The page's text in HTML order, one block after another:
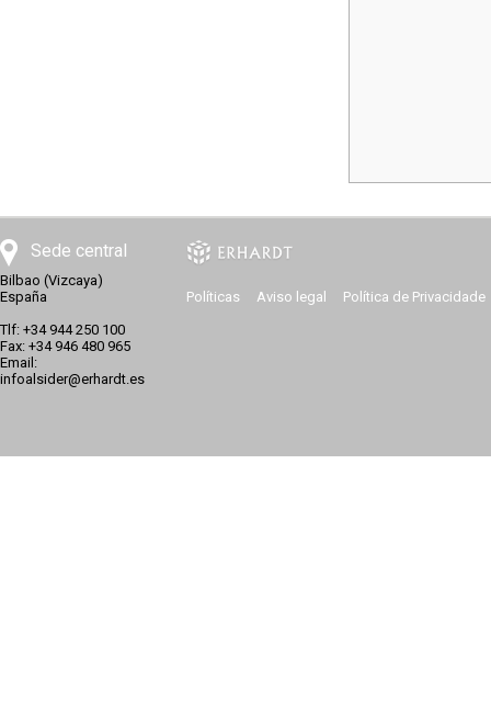
Sede central
Bilbao (Vizcaya)
España
Tlf: +34 944 250 100
Fax: +34 946 480 965
Email:
infoalsider@erhardt.es
Política de Privacidade
Aviso legal
Políticas